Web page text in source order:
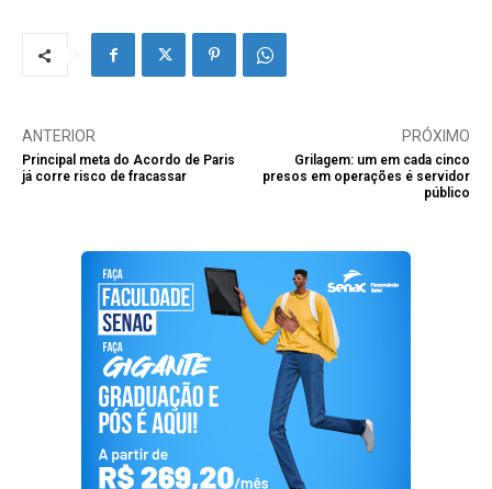
ANTERIOR
Principal meta do Acordo de Paris
já corre risco de fracassar
PRÓXIMO
Grilagem: um em cada cinco
presos em operações é servidor
público